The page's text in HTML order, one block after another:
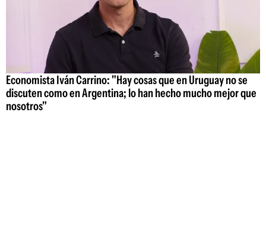
Economista Iván Carrino: "Hay cosas que en Uruguay no se
discuten como en Argentina; lo han hecho mucho mejor que
nosotros"